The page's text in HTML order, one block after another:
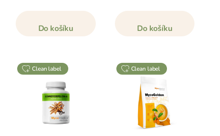
Do košíku Do košíku
clean label clean label